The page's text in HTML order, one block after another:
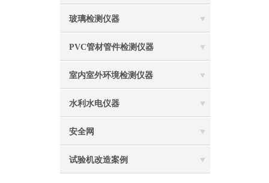
玻璃检测仪器
PVC管材管件检测仪器
室内室外环境检测仪器
水利水电仪器
安全网
试验机改造案例